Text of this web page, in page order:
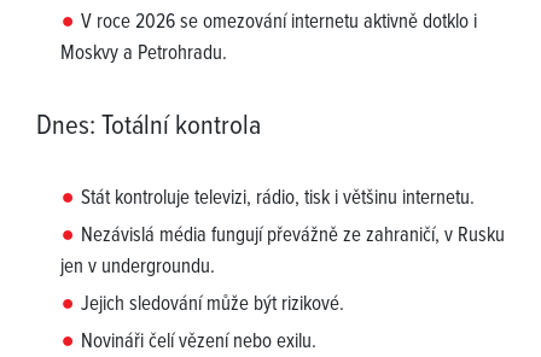
V roce 2026 se omezování internetu aktivně dotklo i
Moskvy a Petrohradu.
Dnes: Totální kontrola
Stát kontroluje televizi, rádio, tisk i většinu internetu.
Nezávislá média fungují převážně ze zahraničí, v Rusku
jen v undergroundu.
Jejich sledování může být rizikové.
Novináři čelí vězení nebo exilu.